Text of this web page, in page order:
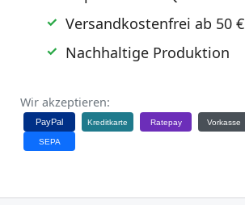
Versandkostenfrei ab 50 €
Nachhaltige Produktion
Wir akzeptieren:
PayPal Kreditkarte Ratepay Vorkasse
SEPA